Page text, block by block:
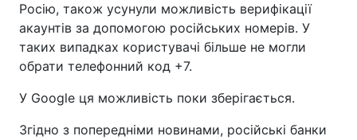
Росію, також усунули можливість верифікації
акаунтів за допомогою російських номерів. У
таких випадках користувачі більше не могли
обрати телефонний код +7.
У Google ця можливість поки зберігається.
Згідно з попередніми новинами, російські банки